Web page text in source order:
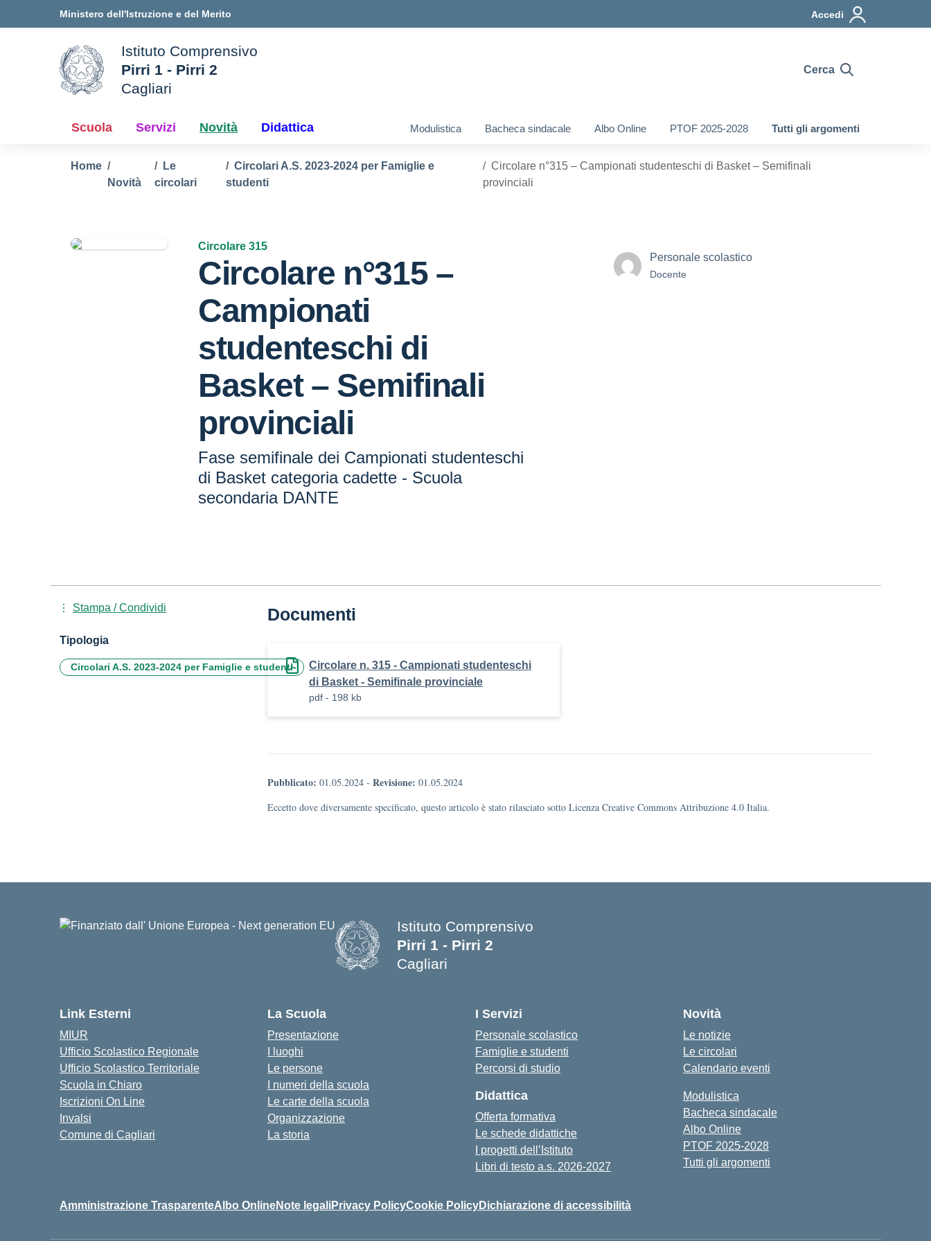
Ministero dell'Istruzione e del Merito Accedi
della scuola
Istituto Comprensivo
Pirri 1 - Pirri 2
Cagliari
Cerca
Scuola Servizi Novità Didattica Modulistica Bacheca sindacale Albo Online PTOF 2025-2028 Tutti gli argomenti
Home
Novità
Le
circolari
Circolari A.S. 2023-2024 per Famiglie e
studenti
Circolare n°315 – Campionati studenteschi di Basket – Semifinali
provinciali
Circolare 315
Circolare n°315 –
Campionati
studenteschi di
Basket – Semifinali
provinciali
Fase semifinale dei Campionati studenteschi
di Basket categoria cadette - Scuola
secondaria DANTE
Personale scolastico
Docente
Documenti
Circolare n. 315 - Campionati studenteschi
di Basket - Semifinale provinciale
pdf - 198 kb
Pubblicato: 01.05.2024 - Revisione: 01.05.2024
Eccetto dove diversamente specificato, questo articolo è stato rilasciato sotto Licenza Creative Commons Attribuzione 4.0 Italia.
Stampa / Condividi
Tipologia
Circolari A.S. 2023-2024 per Famiglie e studenti
Istituto Comprensivo
Pirri 1 - Pirri 2
Cagliari
Link Esterni
MIUR
Ufficio Scolastico Regionale
Ufficio Scolastico Territoriale
Scuola in Chiaro
Iscrizioni On Line
Invalsi
Comune di Cagliari
La Scuola
Presentazione
I luoghi
Le persone
I numeri della scuola
Le carte della scuola
Organizzazione
La storia
I Servizi
Personale scolastico
Famiglie e studenti
Percorsi di studio
Didattica
Offerta formativa
Le schede didattiche
I progetti dell’Istituto
Libri di testo a.s. 2026-2027
Novità
Le notizie
Le circolari
Calendario eventi
Modulistica
Bacheca sindacale
Albo Online
PTOF 2025-2028
Tutti gli argomenti
Amministrazione TrasparenteAlbo OnlineNote legaliPrivacy PolicyCookie PolicyDichiarazione di accessibilità